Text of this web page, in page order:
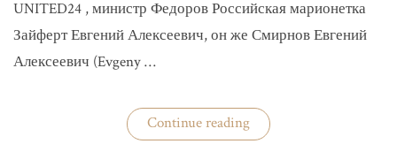
UNITED24 , министр Федоров Российская марионетка
Зайферт Евгений Алексеевич, он же Смирнов Евгений
Алексеевич (Evgeny …
Continue reading«Зайферт
Евгений